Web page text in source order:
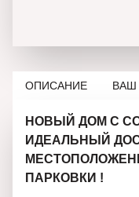
ОПИСАНИЕ ВАШ
НОВЫЙ ДОМ С
ИДЕАЛЬНЫЙ
ПАРКОВКИ !